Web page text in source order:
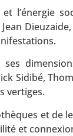
l’énergie
Sidibé,
vertiges.
et de
et